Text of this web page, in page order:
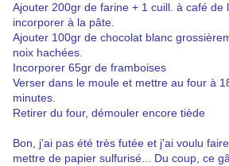
Ajouter 200gr de farine + 1 cuill. à café de
incorporer à la pâte.
Ajouter 100gr de chocolat blanc
noix hachées.
Incorporer 65gr de framboises
Verser dans le moule et mettre au four à
minutes.
Retirer du four, démouler encore tiède
Bon, j'ai pas été très futée et j'ai voulu
mettre de papier sulfurisé... Du coup, ce